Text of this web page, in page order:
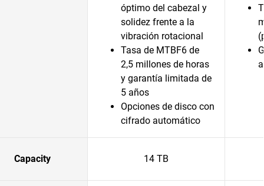
óptimo del cabezal y
solidez frente a la
vibración rotacional
Tasa de MTBF6 de
2,5 millones de horas
y garantía limitada de
5 años
Opciones de disco con
cifrado automático
Capacity 14 TB